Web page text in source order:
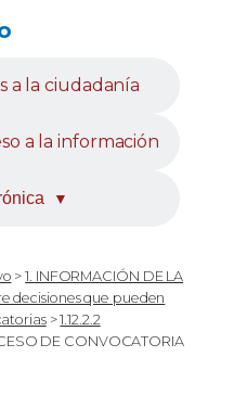
a la ciudadanía
a la información
▼
>1. INFORMACIÓN DE LA
decisiones que pueden
>1.12.2.2
DE CONVOCATORIA